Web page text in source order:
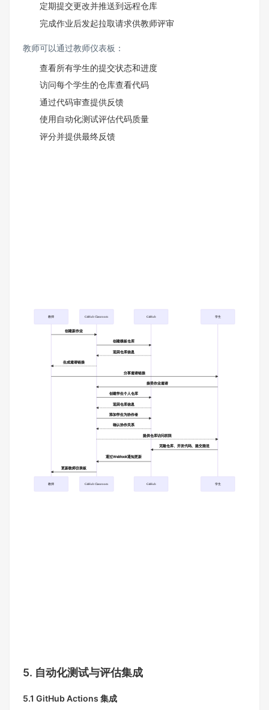
定期提交更改并推送到远程仓库
完成作业后发起拉取请求供教师评审
教师可以通过教师仪表板：
查看所有学生的提交状态和进度
访问每个学生的仓库查看代码
通过代码审查提供反馈
使用自动化测试评估代码质量
评分并提供最终反馈
教师 GitHub Classroom GitHub 学生
创建新作业
创建模板仓库
返回仓库信息
生成邀请链接
分享邀请链接
接受作业邀请
创建学生个人仓库
返回仓库信息
添加学生为协作者
确认协作关系
提供仓库访问权限
克隆仓库、开发代码、提交推送
通过Webhook通知更新
更新教师仪表板
教师 GitHub Classroom GitHub 学生
5. 自动化测试与评估集成
5.1 GitHub Actions 集成